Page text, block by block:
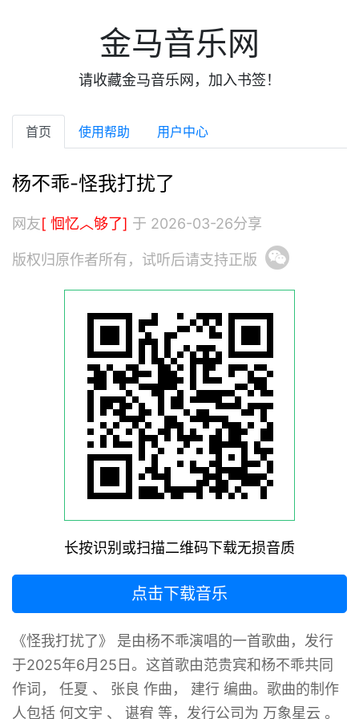
金马音乐网
请收藏金马音乐网，加入书签！
首页 使用帮助 用户中心
杨不乖-怪我打扰了
网友[ 恛忆︿够了] 于 2026-03-26分享
版权归原作者所有，试听后请支持正版
长按识别或扫描二维码下载无损音质
点击下载音乐
《怪我打扰了》 ‌是由杨不乖演唱的一首歌曲，发行
于2025年6月25日。这首歌由范贵宾和杨不乖共同
作词， 任夏 、 张良 作曲， 建行 编曲。歌曲的制作
人包括 何文宇 、 谌宥 等，发行公司为 万象星云 ‌。